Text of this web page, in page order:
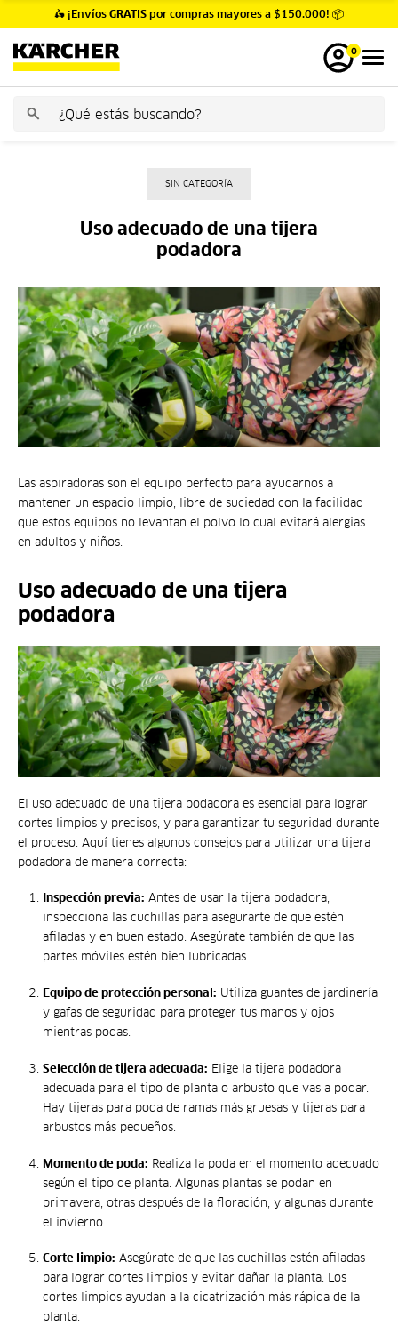
🛵 ¡Envíos GRATIS por compras mayores a $150.000! 📦
0
SIN CATEGORÍA
Uso adecuado de una tijera
podadora
Las aspiradoras son el equipo perfecto para ayudarnos a
mantener un espacio limpio, libre de suciedad con la facilidad
que estos equipos no levantan el polvo lo cual evitará alergias
en adultos y niños.
Uso adecuado de una tijera
podadora
El uso adecuado de una tijera podadora es esencial para lograr
cortes limpios y precisos, y para garantizar tu seguridad durante
el proceso. Aquí tienes algunos consejos para utilizar una tijera
podadora de manera correcta:
Inspección previa: Antes de usar la tijera podadora,
inspecciona las cuchillas para asegurarte de que estén
afiladas y en buen estado. Asegúrate también de que las
partes móviles estén bien lubricadas.
Equipo de protección personal: Utiliza guantes de jardinería
y gafas de seguridad para proteger tus manos y ojos
mientras podas.
Selección de tijera adecuada: Elige la tijera podadora
adecuada para el tipo de planta o arbusto que vas a podar.
Hay tijeras para poda de ramas más gruesas y tijeras para
arbustos más pequeños.
Momento de poda: Realiza la poda en el momento adecuado
según el tipo de planta. Algunas plantas se podan en
primavera, otras después de la floración, y algunas durante
el invierno.
Corte limpio: Asegúrate de que las cuchillas estén afiladas
para lograr cortes limpios y evitar dañar la planta. Los
cortes limpios ayudan a la cicatrización más rápida de la
planta.